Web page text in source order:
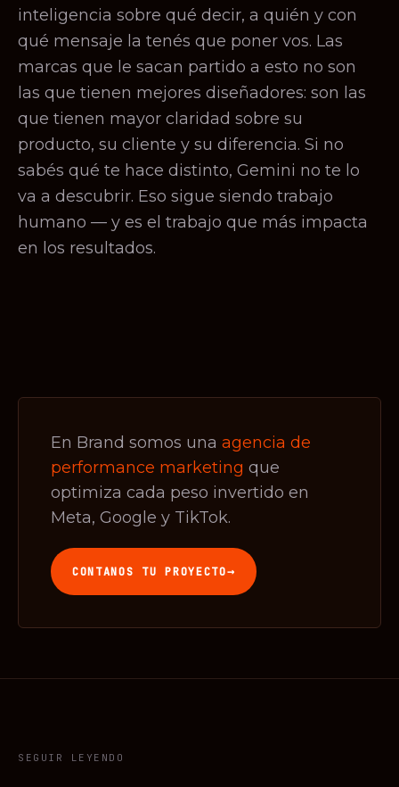
inteligencia sobre qué decir, a quién y con
qué mensaje la tenés que poner vos. Las
marcas que le sacan partido a esto no son
las que tienen mejores diseñadores: son las
que tienen mayor claridad sobre su
producto, su cliente y su diferencia. Si no
sabés qué te hace distinto, Gemini no te lo
va a descubrir. Eso sigue siendo trabajo
humano — y es el trabajo que más impacta
en los resultados.
En Brand somos una agencia de
performance marketing que
optimiza cada peso invertido en
Meta, Google y TikTok.
CONTANOS TU PROYECTO→
SEGUIR LEYENDO